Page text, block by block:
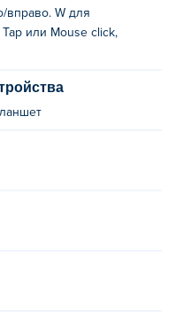
вправо. W для
или Mouse click,